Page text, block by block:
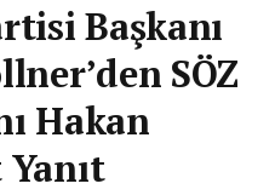
Başkanı
SÖZ
Hakan